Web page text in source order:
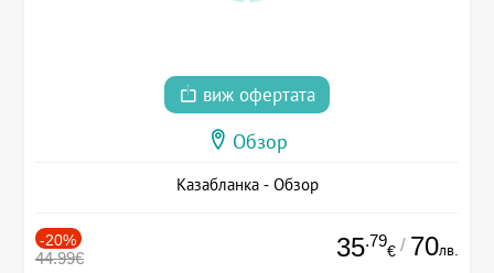
виж офертата
Обзор
Казабланка - Обзор
-20%
44.99€ 35.79
€ / 70лв.